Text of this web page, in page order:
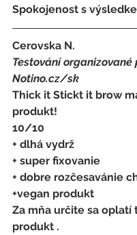
Spokojenost s
Cerovska N.
Testování organizované
Notino.cz/sk
Thick it Stickt it brow
produkt!
10/10
+ dlhá vydrž
+ super fixovanie
+ dobre rozčesavánie
+vegan produkt
Za mňa určite sa oplatí
produkt .